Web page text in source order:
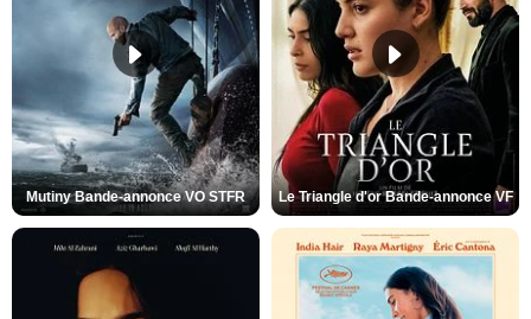
Mutiny Bande-annonce VO STFR Le Triangle d'or Bande-annonce VF